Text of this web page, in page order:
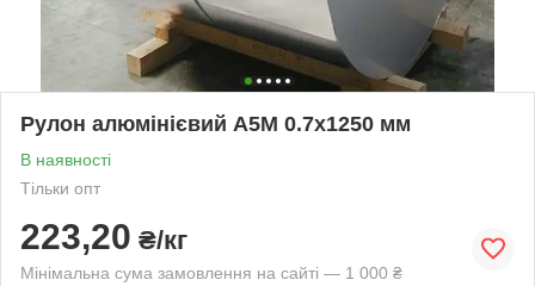
Рулон алюмінієвий А5М 0.7х1250 мм
В наявності
Тільки опт
223,20 ₴/кг
Мінімальна сума замовлення на сайті — 1 000 ₴